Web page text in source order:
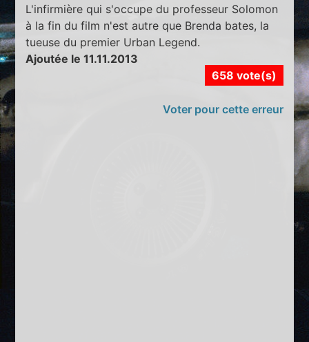
L'infirmière qui s'occupe du professeur Solomon
à la fin du film n'est autre que Brenda bates, la
tueuse du premier Urban Legend.
Ajoutée le 11.11.2013
658 vote(s)
Voter pour cette erreur